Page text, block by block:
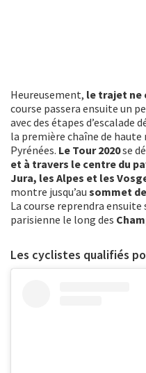
Heureusement, le trajet ne
course passera ensuite un
avec des étapes d’escalade
la première chaîne de
Pyrénées. Le Tour 2020se
et à travers le centre du
Jura, les Alpes et les
montre jusqu’au sommet
La course reprendra
parisienne le long des
Les cyclistes qualifiés